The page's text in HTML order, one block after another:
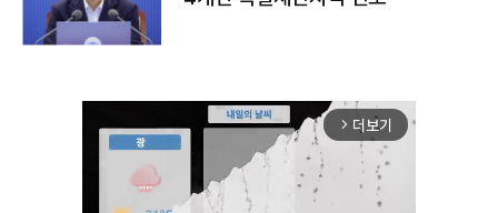
arrow_forward_ios 더보기